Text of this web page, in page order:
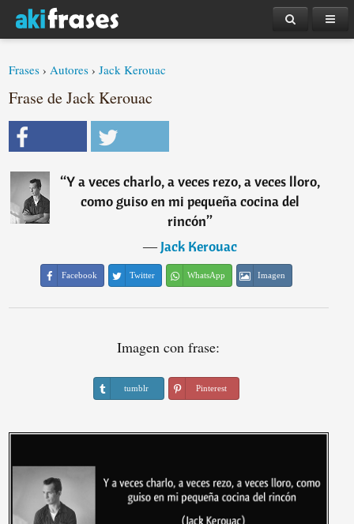
Frases ›Autores ›Jack Kerouac
Frase de Jack Kerouac
“Y a veces charlo, a veces rezo, a veces lloro,
como guiso en mi pequeña cocina del
rincón”
―Jack Kerouac
Facebook Twitter WhatsApp Imagen
Imagen con frase:
tumblr Pinterest